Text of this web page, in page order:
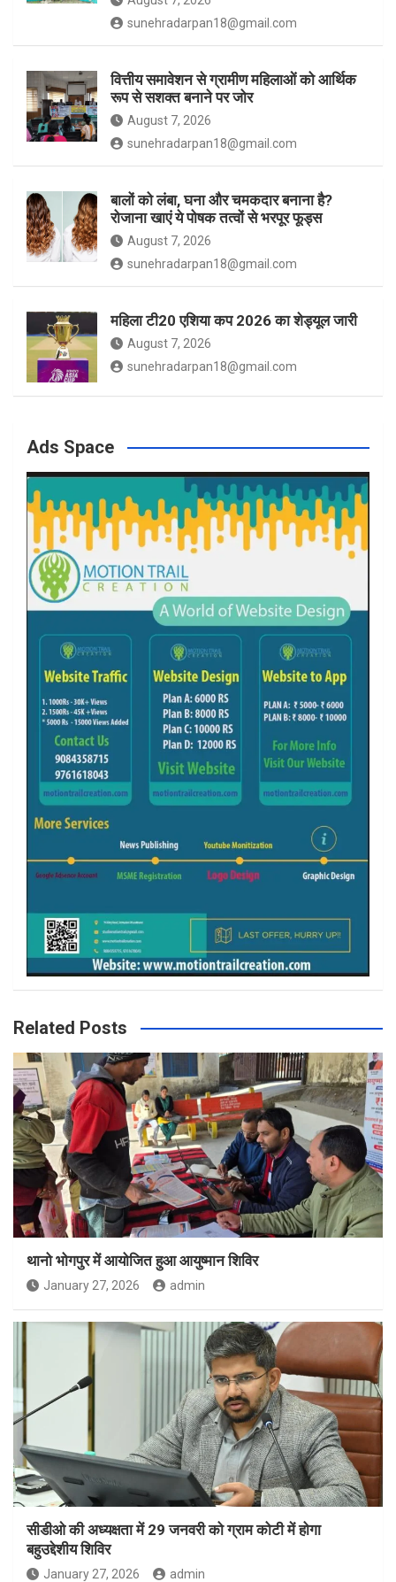
m
sunehradarpan18@gmail.com
वित्तीय समावेशन से ग्रामीण महिलाओं को आर्थिक
रूप से सशक्त बनाने पर जोर
August 7, 2026
sunehradarpan18@gmail.com
बालों को लंबा, घना और चमकदार बनाना है?
रोजाना खाएं ये पोषक तत्वों से भरपूर फूड्स
August 7, 2026
sunehradarpan18@gmail.com
महिला टी20 एशिया कप 2026 का शेड्यूल जारी
August 7, 2026
sunehradarpan18@gmail.com
Ads Space
Related Posts
थानो भोगपुर में आयोजित हुआ आयुष्मान शिविर
January 27, 2026 admin
सीडीओ की अध्यक्षता में 29 जनवरी को ग्राम कोटी में होगा
बहुउद्देशीय शिविर
January 27, 2026 admin